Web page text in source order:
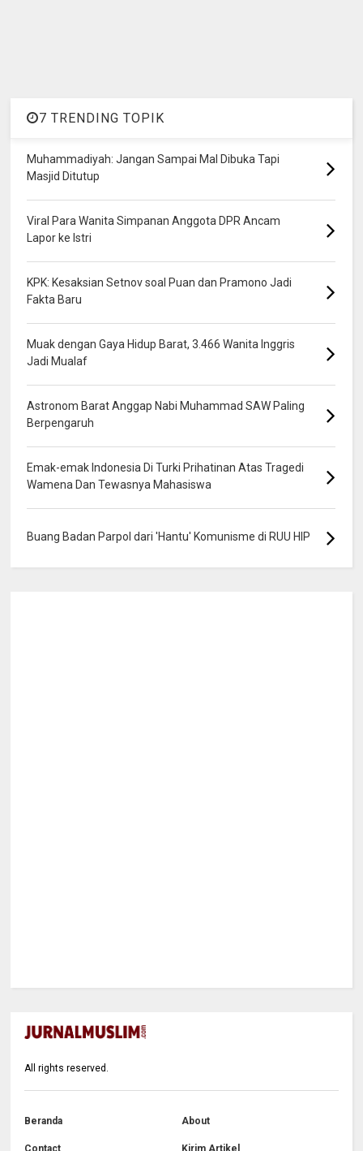
7 TRENDING TOPIK
Muhammadiyah: Jangan Sampai Mal Dibuka Tapi
Masjid Ditutup
Viral Para Wanita Simpanan Anggota DPR Ancam
Lapor ke Istri
KPK: Kesaksian Setnov soal Puan dan Pramono Jadi
Fakta Baru
Muak dengan Gaya Hidup Barat, 3.466 Wanita Inggris
Jadi Mualaf
Astronom Barat Anggap Nabi Muhammad SAW Paling
Berpengaruh
Emak-emak Indonesia Di Turki Prihatinan Atas Tragedi
Wamena Dan Tewasnya Mahasiswa
Buang Badan Parpol dari 'Hantu' Komunisme di RUU HIP
All rights reserved.
Beranda About
Contact Kirim Artikel